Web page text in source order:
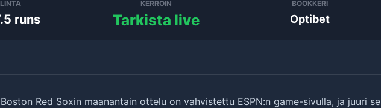
runs
KERROIN
Tarkista live
BOOKKERI
Optibet
Red Soxin maanantain ottelu on vahvistettu ESPN:n game-sivulla, ja juuri se